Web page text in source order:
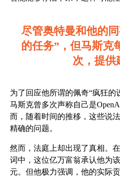
尽管奥特曼和他的
的任务”，但马斯克
次，提供
为了回应他所谓的佩奇“疯狂的
马斯克曾多次声称自己是
而，随着时间的推移，这些说
精确的问题。
然而，法庭上却出现了真相。
词中，这位亿万富翁承认他为
元。但他极力强调，他的实际